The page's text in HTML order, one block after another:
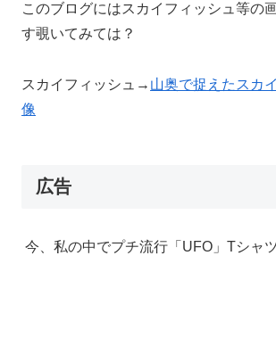
このブログにはスカイフィッシュ等の
す覗いてみては？
スカイフィッシュ→ 山奥で捉えたスカ
像
広告
今、私の中でプチ流行「UFO」Tシャツ